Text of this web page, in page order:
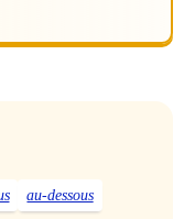
au-dessous